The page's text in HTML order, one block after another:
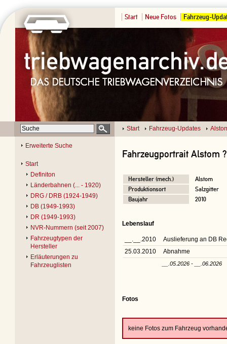
Start Neue Fotos Fahrzeug-
Start Fahrzeug-Updates
Erweiterte Suche
Start
Definiton
Länderbahnen (... - 1920)
DRG / DRB (1924-1949)
DB (1949-1993)
DR (1949-1993)
NVR-Nummern (seit 2007)
Fahrzeugtypen der
Hersteller
Erläuterungen zu
Fahrzeuglisten
Fahrzeugportrait Alstom ?
Hersteller (mech.)
Alstom
Produktionsort
Salzgitter
Baujahr
2010
Lebenslauf
__.__.2010
Auslieferung an DB
25.03.2010
Abnahme
__.05.2026 - __.06.2026
Fotos
keine Fotos zum Fahrzeug